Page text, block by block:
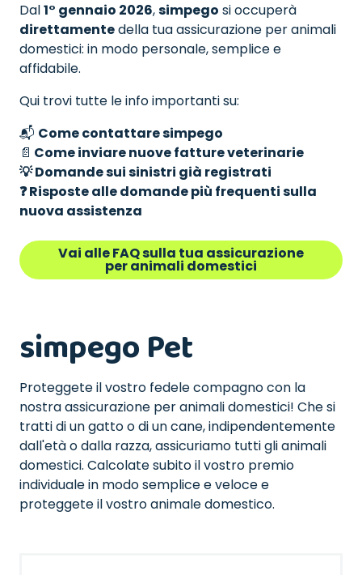
Dal1° gennaio 2026,simpego si occuperà
direttamentedella tua assicurazione per animali
domestici: in modo personale, semplice e
affidabile.
Qui trovi tutte le info importanti su:
📬 Come contattare simpego
📄 Come inviare nuove fatture veterinarie
💡 Domande sui sinistri già registrati
❓ Risposte alle domande più frequenti sulla
nuova assistenza
Vai alle FAQ sulla tua assicurazione
per animali domestici
simpego Pet
Proteggete il vostro fedele compagno con la
nostra assicurazione per animali domestici! Che si
tratti di un gatto o di un cane, indipendentemente
dall'età o dalla razza, assicuriamo tutti gli animali
domestici. Calcolate subito il vostro premio
individuale in modo semplice e veloce e
proteggete il vostro animale domestico.